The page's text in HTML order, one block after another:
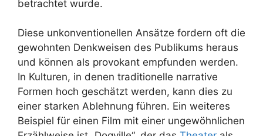
betrachtet wurde.
Diese unkonventionellen Ansätze fordern oft die
gewohnten Denkweisen des Publikums heraus
und können als provokant empfunden werden.
In Kulturen, in denen traditionelle narrative
Formen hoch geschätzt werden, kann dies zu
einer starken Ablehnung führen. Ein weiteres
Beispiel für einen Film mit einer ungewöhnlichen